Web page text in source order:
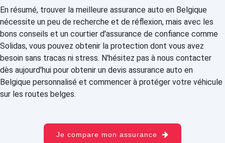
En résumé, trouver la meilleure assurance auto en Belgique
nécessite un peu de recherche et de réflexion, mais avec les
bons conseils et un courtier d'assurance de confiance comme
Solidas, vous pouvez obtenir la protection dont vous avez
besoin sans tracas ni stress. N'hésitez pas à nous contacter
dès aujourd'hui pour obtenir un devis assurance auto en
Belgique personnalisé et commencer à protéger votre véhicule
sur les routes belges.
Je compare mon assurance